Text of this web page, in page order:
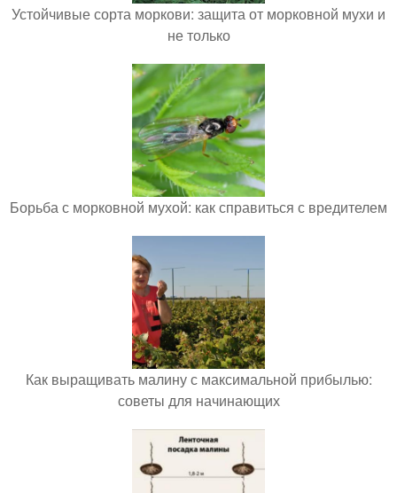
Устойчивые сорта моркови: защита от морковной мухи и
не только
Борьба с морковной мухой: как справиться с вредителем
Как выращивать малину с максимальной прибылью:
советы для начинающих